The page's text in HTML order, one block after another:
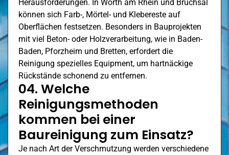
Herausforderungen. In Wörth am Rhein und Bruchsal
können sich Farb-, Mörtel- und Klebereste auf
Oberflächen festsetzen. Besonders in Bauprojekten
mit viel Beton- oder Holzverarbeitung, wie in Baden-
Baden, Pforzheim und Bretten, erfordert die
Reinigung spezielles Equipment, um hartnäckige
Rückstände schonend zu entfernen.
04. Welche
Reinigungsmethoden
kommen bei einer
Baureinigung zum Einsatz?
Je nach Art der Verschmutzung werden verschiedene